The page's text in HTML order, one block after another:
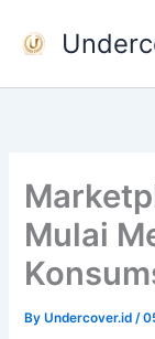
Mulai
ByUndercover.id/